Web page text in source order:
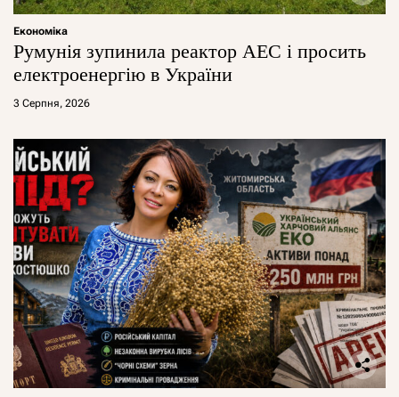
Економіка
Румунія зупинила реактор АЕС і просить
електроенергію в України
3 Серпня, 2026